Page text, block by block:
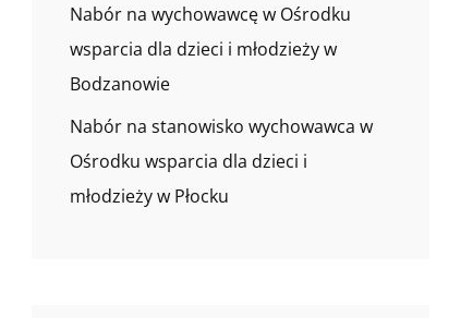
Nabór na wychowawcę w Ośrodku
wsparcia dla dzieci i młodzieży w
Bodzanowie
Nabór na stanowisko wychowawca w
Ośrodku wsparcia dla dzieci i
młodzieży w Płocku